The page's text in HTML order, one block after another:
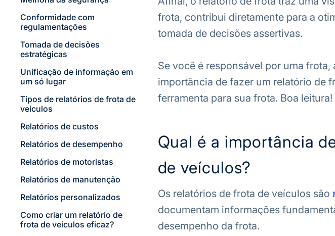
Conformidade com
regulamentações
Tomada de decisões
estratégicas
Unificação de informação em
um só lugar
Tipos de relatórios de frota de
veículos
Relatórios de custos
Relatórios de desempenho
Relatórios de motoristas
Relatórios de manutenção
Relatórios personalizados
Como criar um relatório de
frota de veículos eficaz?
frota, contribui diretamente para a
tomada de decisões assertivas.
Se você é responsável por uma
importância de fazer um relatório de
ferramenta para sua frota. Boa leitura!
Qual é a importância
de veículos?
Os relatórios de frota de veículos são
documentam informações
desempenho da frota.